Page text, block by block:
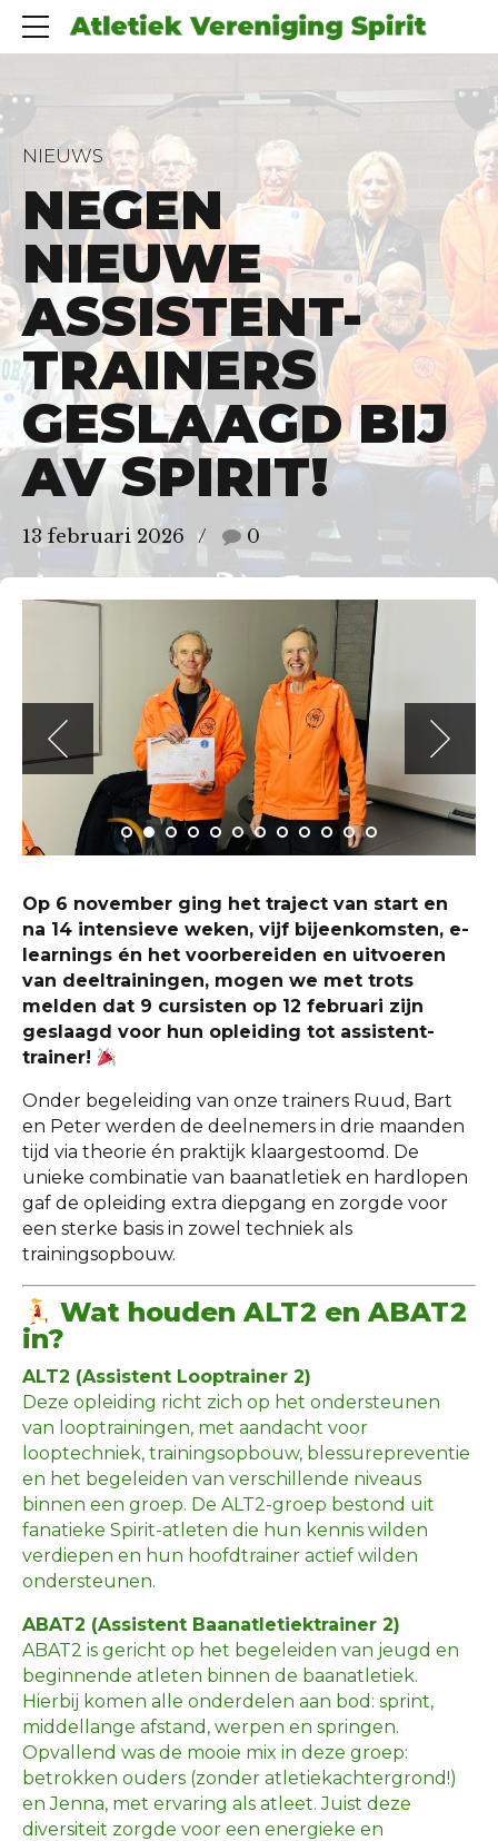
NIEUWS
NEGEN
NIEUWE
ASSISTENT-
TRAINERS
GESLAAGD BIJ
AV SPIRIT!
13 februari 2026 0
Op 6 november ging het traject van start en
na 14 intensieve weken, vijf bijeenkomsten, e-
learnings én het voorbereiden en uitvoeren
van deeltrainingen, mogen we met trots
melden dat 9 cursisten op 12 februari zijn
geslaagd voor hun opleiding tot assistent-
trainer!
Onder begeleiding van onze trainers Ruud, Bart
en Peter werden de deelnemers in drie maanden
tijd via theorie én praktijk klaargestoomd. De
unieke combinatie van baanatletiek en hardlopen
gaf de opleiding extra diepgang en zorgde voor
een sterke basis in zowel techniek als
trainingsopbouw.
Wat houden ALT2 en ABAT2
in?
ALT2 (Assistent Looptrainer 2)
Deze opleiding richt zich op het ondersteunen
van looptrainingen, met aandacht voor
looptechniek, trainingsopbouw, blessurepreventie
en het begeleiden van verschillende niveaus
binnen een groep. De ALT2-groep bestond uit
fanatieke Spirit-atleten die hun kennis wilden
verdiepen en hun hoofdtrainer actief wilden
ondersteunen.
ABAT2 (Assistent Baanatletiektrainer 2)
ABAT2 is gericht op het begeleiden van jeugd en
beginnende atleten binnen de baanatletiek.
Hierbij komen alle onderdelen aan bod: sprint,
middellange afstand, werpen en springen.
Opvallend was de mooie mix in deze groep:
betrokken ouders (zonder atletiekachtergrond!)
en Jenna, met ervaring als atleet. Juist deze
diversiteit zorgde voor een energieke en